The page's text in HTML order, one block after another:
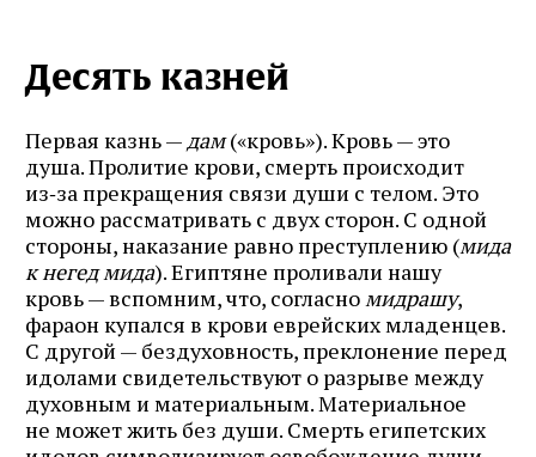
Десять казней
Первая казнь — дам(«кровь»). Кровь — это
душа. Пролитие крови, смерть происходит
из‑за прекращения связи души с телом. Это
можно рассматривать с двух сторон. С одной
стороны, наказание равно преступлению (мида
к негед мида). Египтяне проливали нашу
кровь — вспомним, что, согласно мидрашу,
фараон купался в крови еврейских младенцев.
С другой — бездуховность, преклонение перед
идолами свидетельствуют о разрыве между
духовным и материальным. Материальное
не может жить без души. Смерть египетских